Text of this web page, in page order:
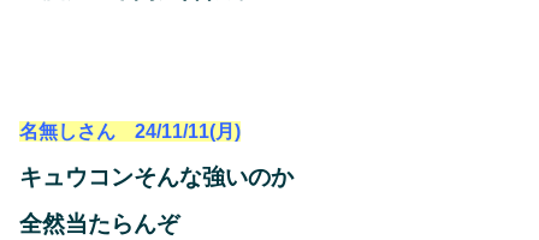
名無しさん 24/11/11(月)
キュウコンそんな強いのか
全然当たらんぞ